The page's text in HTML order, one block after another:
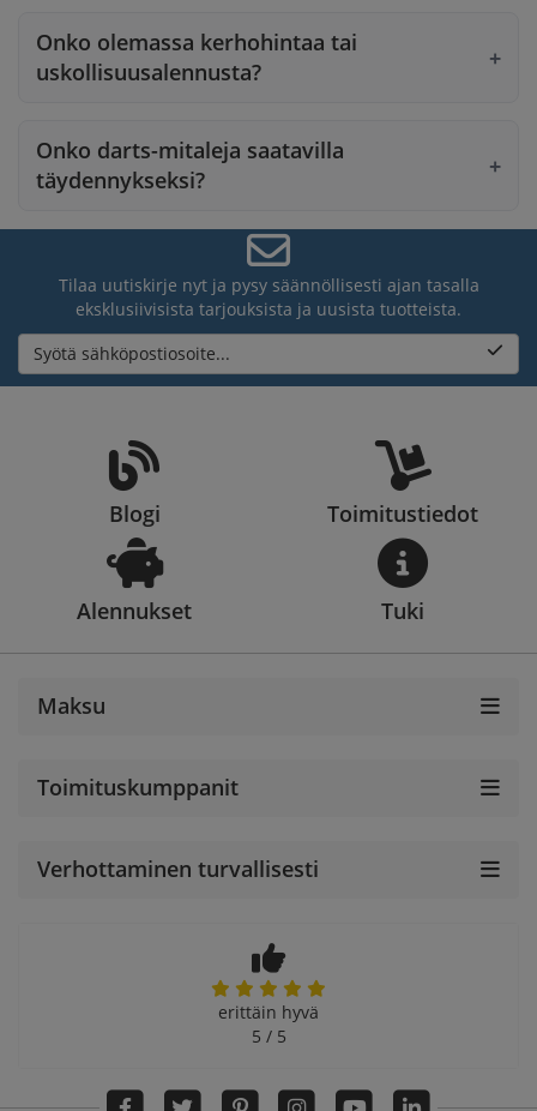
Onko olemassa kerhohintaa tai
uskollisuusalennusta?
Onko darts-mitaleja saatavilla
täydennykseksi?
Tilaa uutiskirje nyt ja pysy säännöllisesti ajan tasalla
eksklusiivisista tarjouksista ja uusista tuotteista.
Syötä sähköpostiosoite...
Blogi Toimitustiedot
Alennukset Tuki
Maksu
Toimituskumppanit
Verhottaminen turvallisesti
erittäin hyvä
5 / 5